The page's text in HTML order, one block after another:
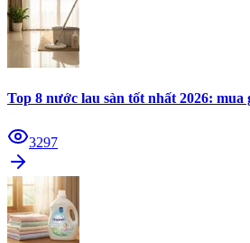
Top 8 nước lau sàn tốt nhất 2026: mua
3297